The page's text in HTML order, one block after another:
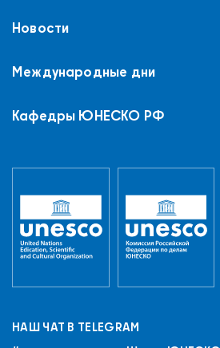
Новости
Международные дни
Кафедры ЮНЕСКО РФ
НАШ ЧАТ В TELEGRAM